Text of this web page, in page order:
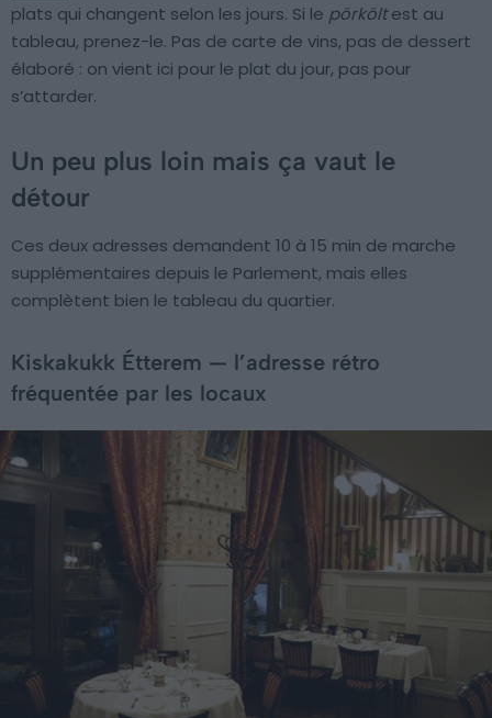
plats qui changent selon les jours. Si le pörköltest au
tableau, prenez-le. Pas de carte de vins, pas de dessert
élaboré : on vient ici pour le plat du jour, pas pour
s’attarder.
Un peu plus loin mais ça vaut le
détour
Ces deux adresses demandent 10 à 15 min de marche
supplémentaires depuis le Parlement, mais elles
complètent bien le tableau du quartier.
Kiskakukk Étterem — l’adresse rétro
fréquentée par les locaux